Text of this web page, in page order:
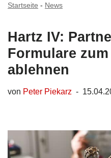
Startseite - News
Hartz IV:
Formulare
ablehnen
von Peter Piekarz